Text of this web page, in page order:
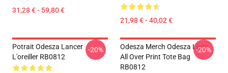
31,28 € - 59,80 €
21,98 € - 40,02 €
Potrait Odesza Lancer
L'oreiller RB0812
-20%
Odesza Merch Odesza Logo
All Over Print Tote Bag
RB0812
-20%